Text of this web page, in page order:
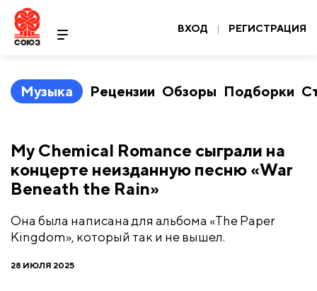
ВХОД | РЕГИСТРАЦИЯ
Музыка Рецензии Обзоры Подборки
My Chemical Romance сыграли на
концерте неизданную песню «War
Beneath the Rain»
Она была написана для альбома «The Paper
Kingdom», который так и не вышел.
28 ИЮЛЯ 2025